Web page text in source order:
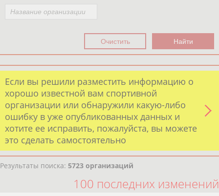
Если вы решили разместить информацию о
хорошо известной вам спортивной
организации или обнаружили какую-либо
ошибку в уже опубликованных данных и
хотите ее исправить, пожалуйста, вы можете
это сделать самостоятельно
Результаты поиска: 5723 организаций
100 последних изменений